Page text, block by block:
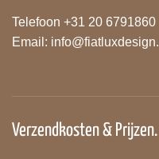
Telefoon +31 20 6791860
Email:
Verzendkosten & Prijzen.